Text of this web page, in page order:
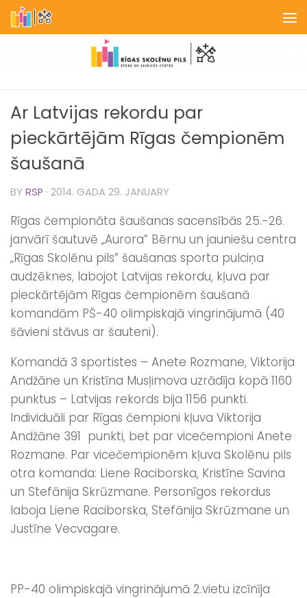
Skip to content
Ar Latvijas rekordu par
pieckārtējām Rīgas čempionēm
šaušanā
BY RSP · 2014. GADA 29. JANUARY
Rīgas čempionāta šaušanas sacensībās 25.-26.
janvārī šautuvē „Aurora” Bērnu un jauniešu centra
„Rīgas Skolēnu pils” šaušanas sporta pulciņa
audzēknes, labojot Latvijas rekordu, kļuva par
pieckārtējām Rīgas čempionēm šaušanā
komandām PŠ-40 olimpiskajā vingrinājumā (40
šāvieni stāvus ar šauteni).
Komandā 3 sportistes – Anete Rozmane, Viktorija
Andžāne un Kristīna Musļimova uzrādīja kopā 1160
punktus – Latvijas rekords bija 1156 punkti.
Individuāli par Rīgas čempioni kļuva Viktorija
Andžāne 391 punkti, bet par vicečempioni Anete
Rozmane. Par vicečempionēm kļuva Skolēnu pils
otra komanda: Liene Raciborska, Kristīne Savina
un Stefānija Skrūzmane. Personīgos rekordus
laboja Liene Raciborska, Stefānija Skrūzmane un
Justīne Vecvagare.
PP-40 olimpiskajā vingrinājumā 2.vietu izcīnīja